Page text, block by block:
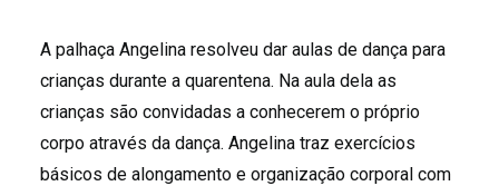
A palhaça Angelina resolveu dar aulas de dança para
crianças durante a quarentena. Na aula dela as
crianças são convidadas a conhecerem o próprio
corpo através da dança. Angelina traz exercícios
básicos de alongamento e organização corporal com